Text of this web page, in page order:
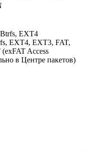
EXT4
EXT4, EXT3, FAT,
Access
в Центре пакетов)